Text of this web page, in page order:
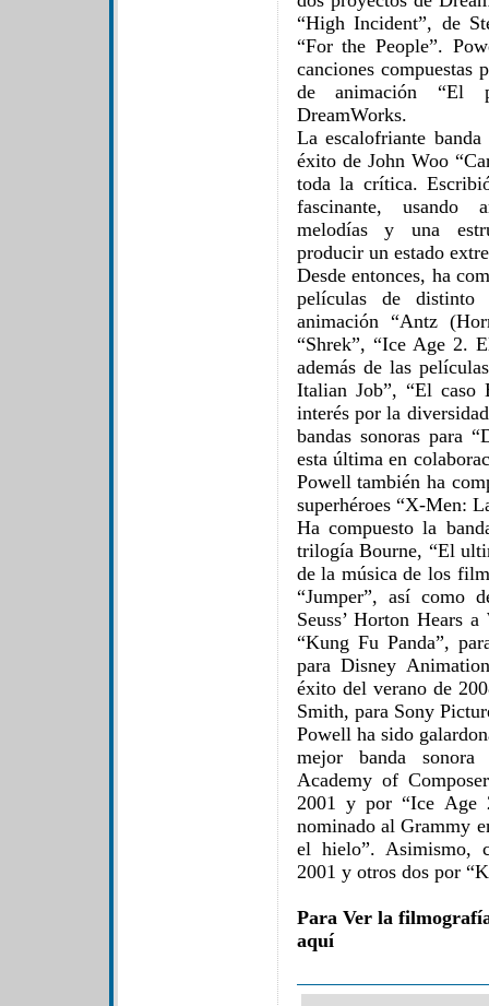
“High Incident”, de
“For the People”.
canciones compuestas
de animación “El
DreamWorks.
La escalofriante
éxito de John Woo
toda la crítica.
fascinante, usando
melodías y una
producir un estado
Desde entonces, ha
películas de distinto
animación “Antz
“Shrek”, “Ice Age 2.
además de las
Italian Job”, “El caso
interés por la
bandas sonoras para
esta última en
Powell también ha
superhéroes “X-Men:
Ha compuesto la
trilogía Bourne, “El
de la música de los
“Jumper”, así como
Seuss’ Horton Hears
“Kung Fu Panda”,
para Disney
éxito del verano de
Smith, para Sony
Powell ha sido
mejor banda
Academy of
2001 y por “Ice Age
nominado al Grammy
el hielo”. Asimismo,
2001 y otros dos por
Para Ver la
aquí